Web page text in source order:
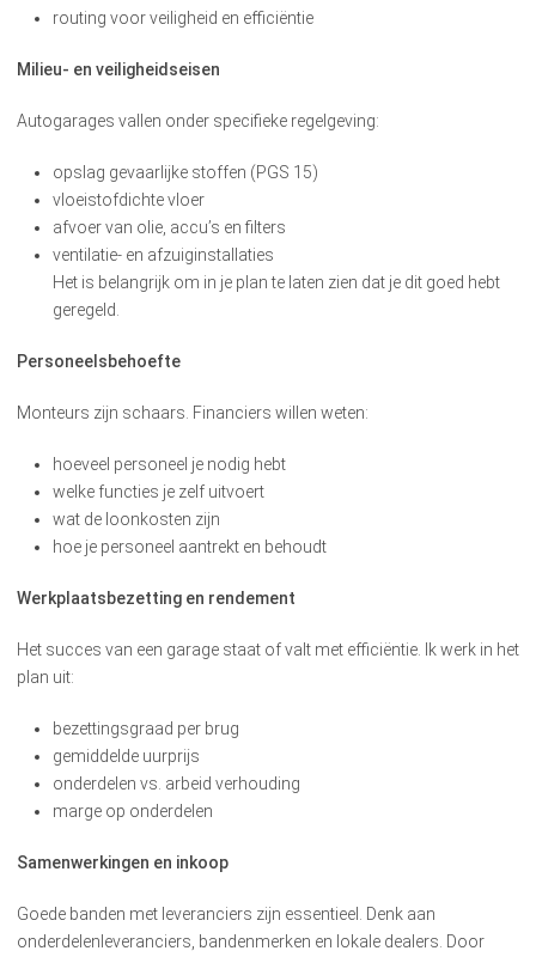
routing voor veiligheid en efficiëntie
Milieu- en veiligheidseisen
Autogarages vallen onder specifieke regelgeving:
opslag gevaarlijke stoffen (PGS 15)
vloeistofdichte vloer
afvoer van olie, accu’s en filters
ventilatie- en afzuiginstallaties
Het is belangrijk om in je plan te laten zien dat je dit goed hebt
geregeld.
Personeelsbehoefte
Monteurs zijn schaars. Financiers willen weten:
hoeveel personeel je nodig hebt
welke functies je zelf uitvoert
wat de loonkosten zijn
hoe je personeel aantrekt en behoudt
Werkplaatsbezetting en rendement
Het succes van een garage staat of valt met efficiëntie. Ik werk in het
plan uit:
bezettingsgraad per brug
gemiddelde uurprijs
onderdelen vs. arbeid verhouding
marge op onderdelen
Samenwerkingen en inkoop
Goede banden met leveranciers zijn essentieel. Denk aan
onderdelenleveranciers, bandenmerken en lokale dealers. Door